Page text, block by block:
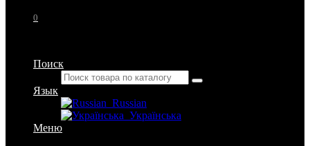
0
Поиск
Язык
Russian
Українська
Меню